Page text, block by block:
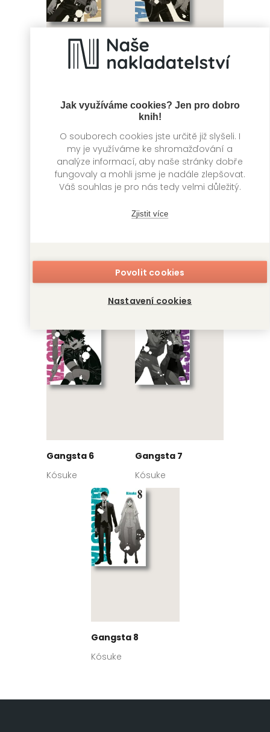
Jak využíváme cookies? Jen pro dobro
knih!
O souborech cookies jste určitě již slyšeli. I
my je využíváme ke shromažďování a
analýze informací, aby naše stránky dobře
fungovaly a mohli jsme je nadále zlepšovat.
Váš souhlas je pro nás tedy velmi důležitý.
Zjistit více
Povolit cookies
Nastavení cookies
Kósuke
Kósuke
Gangsta 5
Kósuke
Gangsta 6
Kósuke
Gangsta 7
Kósuke
Gangsta 8
Kósuke